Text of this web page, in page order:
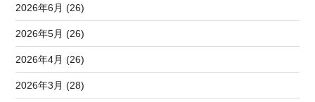
2026年6月 (26)
2026年5月 (26)
2026年4月 (26)
2026年3月 (28)